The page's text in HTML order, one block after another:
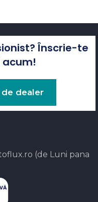
Înscrie-te
de dealer
(de Luni pana